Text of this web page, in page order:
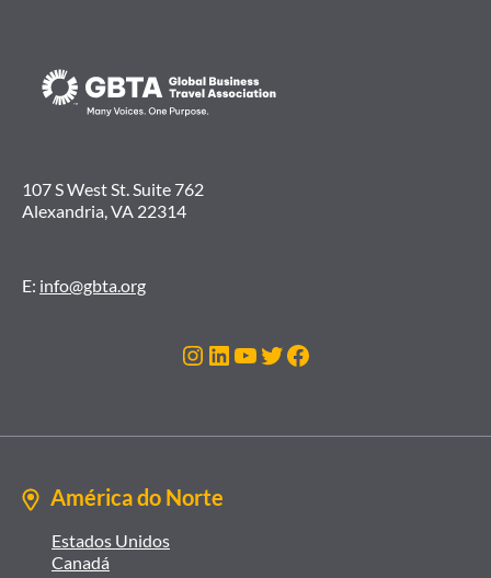
107 S West St. Suite 762
Alexandria, VA 22314
E: info@gbta.org
Instagram
LinkedIn
Youtube
Twitter
Facebook
América do Norte
Estados Unidos
Canadá